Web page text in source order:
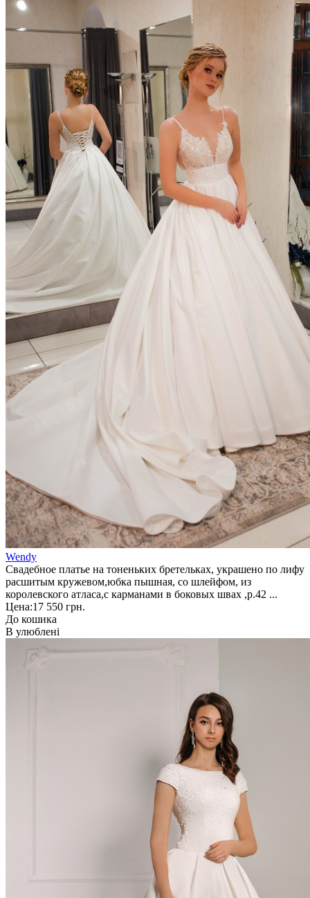
Wendy
Свадебное платье на тоненьких бретельках, украшено по лифу
расшитым кружевом,юбка пышная, со шлейфом, из
королевского атласа,с карманами в боковых швах ,р.42 ...
Цена:17 550 грн.
До кошика
В улюблені